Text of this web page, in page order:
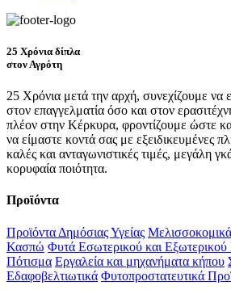
25 Χρόνια δίπλα
στον Αγρότη
25 Χρόνια μετά την αρχή, συνεχίζουμε να
στον επαγγελματία όσο και στον
πλέον στην Κέρκυρα, φροντίζουμε ώστε
να είμαστε κοντά σας με εξειδικευμένες
καλές και ανταγωνιστικές τιμές, μεγάλη
κορυφαία ποιότητα.
Προϊόντα
Προϊόντα Δημόσιας Υγείας
Κασπώ Φυτά Εσωτερικού και
Πότισμα Εργαλεία και μηχανήματα κήπου
Εδαφοβελτιωτικά Φυτοπροστατευτικά